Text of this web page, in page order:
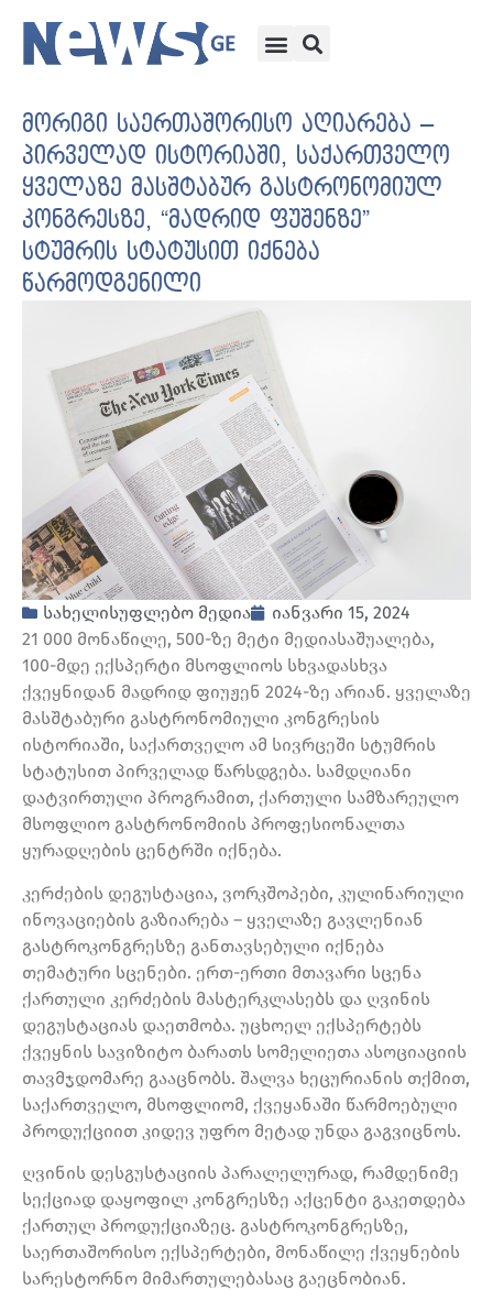
მორიგი საერთაშორისო აღიარება –
პირველად ისტორიაში, საქართველო
ყველაზე მასშტაბურ გასტრონომიულ
კონგრესზე, “მადრიდ ფუშენზე”
სტუმრის სტატუსით იქნება
წარმოდგენილი
სახელისუფლებო მედია
იანვარი 15, 2024
21 000 მონაწილე, 500-ზე მეტი მედიასაშუალება,
100-მდე ექსპერტი მსოფლიოს სხვადასხვა
ქვეყნიდან მადრიდ ფიუჟენ 2024-ზე არიან. ყველაზე
მასშტაბური გასტრონომიული კონგრესის
ისტორიაში, საქართველო ამ სივრცეში სტუმრის
სტატუსით პირველად წარსდგება. სამდღიანი
დატვირთული პროგრამით, ქართული სამზარეულო
მსოფლიო გასტრონომიის პროფესიონალთა
ყურადღების ცენტრში იქნება.
კერძების დეგუსტაცია, ვორკშოპები, კულინარიული
ინოვაციების გაზიარება – ყველაზე გავლენიან
გასტროკონგრესზე განთავსებული იქნება
თემატური სცენები. ერთ-ერთი მთავარი სცენა
ქართული კერძების მასტერკლასებს და ღვინის
დეგუსტაციას დაეთმობა. უცხოელ ექსპერტებს
ქვეყნის სავიზიტო ბარათს სომელიეთა ასოციაციის
თავმჯდომარე გააცნობს. შალვა ხეცურიანის თქმით,
საქართველო, მსოფლიომ, ქვეყანაში წარმოებული
პროდუქციით კიდევ უფრო მეტად უნდა გაგვიცნოს.
ღვინის დესგუსტაციის პარალელურად, რამდენიმე
სექციად დაყოფილ კონგრესზე აქცენტი გაკეთდება
ქართულ პროდუქციაზეც. გასტროკონგრესზე,
საერთაშორისო ექსპერტები, მონაწილე ქვეყნების
სარესტორნო მიმართულებასაც გაეცნობიან.